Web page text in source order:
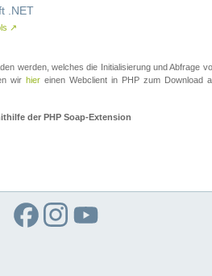
.NET
↗
werden, welches die Initialisierung und Abfrage
wir hier einen Webclient in PHP zum Download
der PHP Soap-Extension